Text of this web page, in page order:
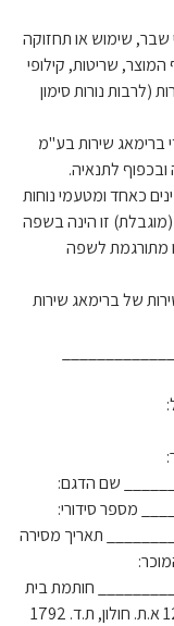
שימוש או תחזוקה
המוצר, שריטות, קילופי
(לרבות נורות סימון
ברימאג שירות בע"מ
לתנאיה.
כאחד ומטעמי נוחות
זו הינה בשפה
מתורגמת לשפה
של ברימאג שירות
שם הדגם:
מספר סידורי:
תאריך מסירה
חותמת בית
העסק: ____________________ רח' הבנאי 12 א.ת. חולון, ת.ד. 1792